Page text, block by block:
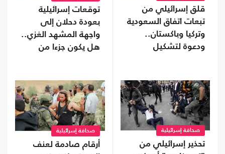
قلق إسرائيلي من
تبعات اتفاق السعودية
وتركيا وباكستان..
ودعوة لتشكيل
توقعات إسرائيلية
بعودة دحلان إلى
واجهة المشهد الغزي..
هل يكون جزءا من
صحافة إسرائيلية
تحذير إسرائيلي من
صحافة إسرائيلية
أرقام صادمة لعنف